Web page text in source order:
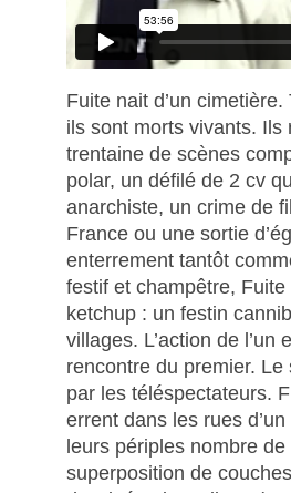
Fuite nait d’un
ils sont morts vivants.
trentaine de scènes
polar, un défilé de 2 cv
anarchiste, un crime de
France ou une sortie
enterrement tantôt
festif et champêtre,
ketchup : un festin
villages. L’action de l’un
rencontre du premier.
par les téléspectateurs.
errent dans les rues
leurs périples nombre
superposition de